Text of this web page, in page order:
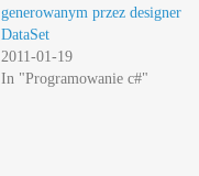
generowanym przez designer
DataSet
2011-01-19
In "Programowanie c#"